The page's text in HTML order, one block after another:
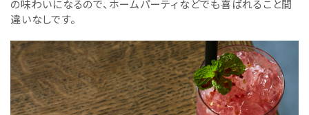
の味わいになるので、ホームパーティなどでも喜ばれること間
違いなしです。